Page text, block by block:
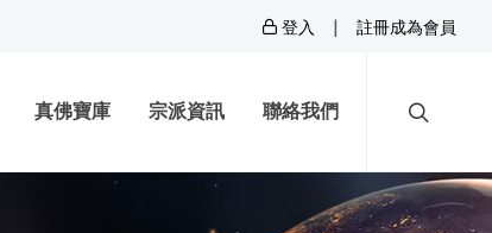
登入 | 註冊成為會員
真佛寶庫 宗派資訊 聯絡我們